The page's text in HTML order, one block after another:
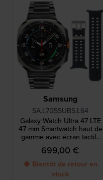
Samsung
SA.L705SUBS.L64
Galaxy Watch Ultra 47 LTE
47 mm Smartwatch haut de
gamme avec écran tactile
AMOLED et bracelet
supplémentaire
699,00 €
● Bientôt de retour en
stock